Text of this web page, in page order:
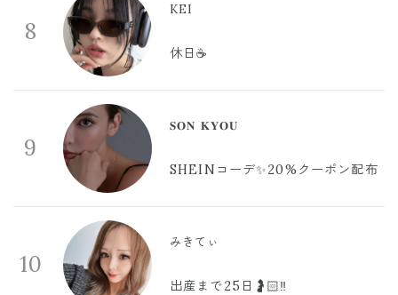
8
KEI
休日☕️
9
𝐒𝐎𝐍 𝐊𝐘𝐎𝐔
SHEINコーデ✨20%クーポン配布
10
みきてぃ
出産まで25日🤰🏻‼️